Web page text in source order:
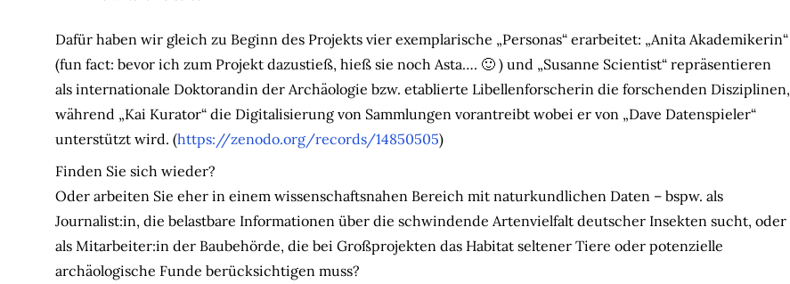
Dafür haben wir gleich zu Beginn des Projekts vier exemplarische „Personas“ erarbeitet: „Anita Akademikerin“
(fun fact: bevor ich zum Projekt dazustieß, hieß sie noch Asta…. 🙂 ) und „Susanne Scientist“ repräsentieren
als internationale Doktorandin der Archäologie bzw. etablierte Libellenforscherin die forschenden Disziplinen,
während „Kai Kurator“ die Digitalisierung von Sammlungen vorantreibt wobei er von „Dave Datenspieler“
unterstützt wird. (https://zenodo.org/records/14850505)
Finden Sie sich wieder?
Oder arbeiten Sie eher in einem wissenschaftsnahen Bereich mit naturkundlichen Daten – bspw. als
Journalist:in, die belastbare Informationen über die schwindende Artenvielfalt deutscher Insekten sucht, oder
als Mitarbeiter:in der Baubehörde, die bei Großprojekten das Habitat seltener Tiere oder potenzielle
archäologische Funde berücksichtigen muss?